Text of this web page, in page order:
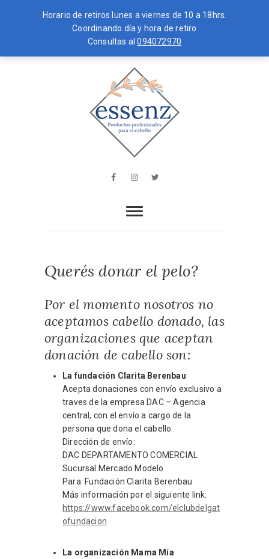
Horario de retiros lunes a viernes de 10 a 18hrs.
Coordinando día y hora de retiro
Consultas al094072970
to
essenz
EL CABELLO
FacebookInstagram
Querés donar el pelo?
Por el momento nosotros no
aceptamos cabello donado, las
organizaciones que aceptan
donación de cabello son:
La fundación Clarita Berenbau
Acepta donaciones con envío exclusivo a
traves de la empresa DAC – Agencia
central, con el envío a cargo de la
persona que dona el cabello.
Dirección de envío:
DAC DEPARTAMENTO COMERCIAL
Sucursal Mercado Modelo
Para: Fundación Clarita Berenbau
Más información por el siguiente link:
https://www.facebook.com/elclubdelgat
ofundacion
La organización Mama Mía